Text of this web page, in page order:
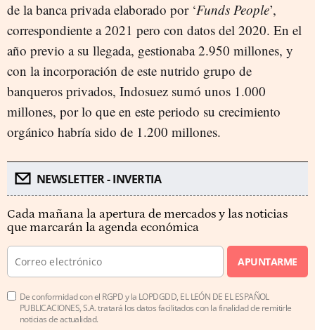
de la banca privada elaborado por ‘Funds People’,
correspondiente a 2021 pero con datos del 2020. En el
año previo a su llegada, gestionaba 2.950 millones, y
con la incorporación de este nutrido grupo de
banqueros privados, Indosuez sumó unos 1.000
millones, por lo que en este periodo su crecimiento
orgánico habría sido de 1.200 millones.
NEWSLETTER - INVERTIA
Cada mañana la apertura de mercados y las noticias
que marcarán la agenda económica
APUNTARME
De conformidad con el RGPD y la LOPDGDD, EL LEÓN DE EL ESPAÑOL
PUBLICACIONES, S.A. tratará los datos facilitados con la finalidad de remitirle
noticias de actualidad.